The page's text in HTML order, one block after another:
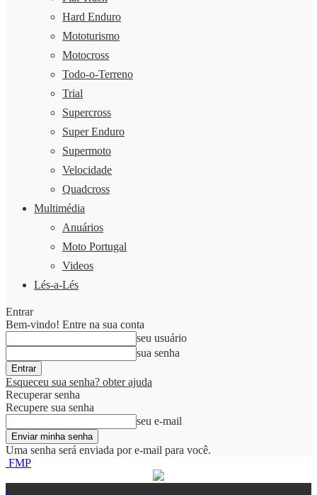
Hard Enduro
Mototurismo
Motocross
Todo-o-Terreno
Trial
Supercross
Super Enduro
Supermoto
Velocidade
Quadcross
Multimédia
Anuários
Moto Portugal
Videos
Lés-a-Lés
Entrar
Bem-vindo! Entre na sua conta
seu usuário
sua senha
Esqueceu sua senha? obter ajuda
Recuperar senha
Recupere sua senha
seu e-mail
Uma senha será enviada por e-mail para você.
FMP